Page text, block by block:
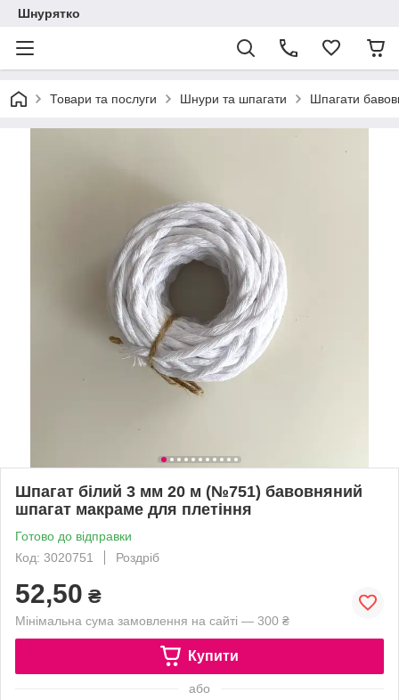
Шнурятко
Товари та послуги Шнури та шпагати Шпагати
Шпагат білий 3 мм 20 м (№751) бавовняний
шпагат макраме для плетіння
Готово до відправки
Код: 3020751
Роздріб
52,50 ₴
Мінімальна сума замовлення на сайті — 300 ₴
Купити
або